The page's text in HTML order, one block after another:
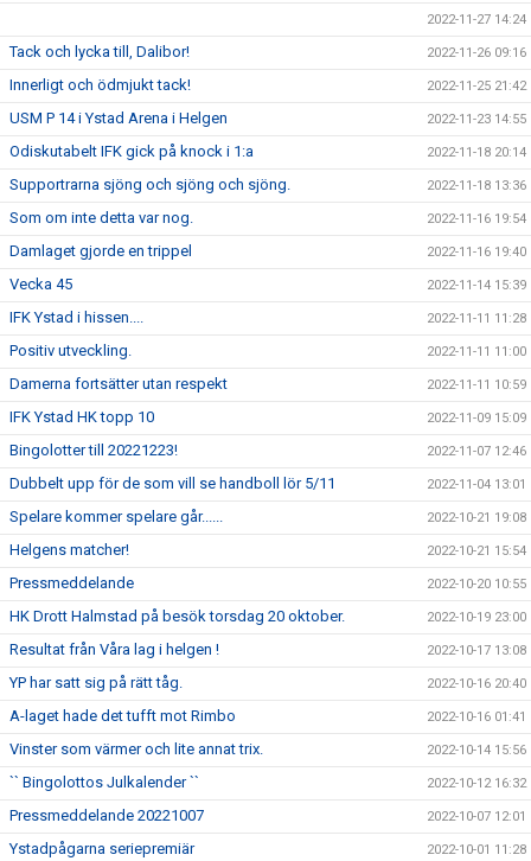
2022-11-27 14:24
Tack och lycka till, Dalibor! 2022-11-26 09:16
Innerligt och ödmjukt tack! 2022-11-25 21:42
USM P 14 i Ystad Arena i Helgen 2022-11-23 14:55
Odiskutabelt IFK gick på knock i 1:a 2022-11-18 20:14
Supportrarna sjöng och sjöng och sjöng. 2022-11-18 13:36
Som om inte detta var nog. 2022-11-16 19:54
Damlaget gjorde en trippel 2022-11-16 19:40
Vecka 45 2022-11-14 15:39
IFK Ystad i hissen.... 2022-11-11 11:28
Positiv utveckling. 2022-11-11 11:00
Damerna fortsätter utan respekt 2022-11-11 10:59
IFK Ystad HK topp 10 2022-11-09 15:09
Bingolotter till 20221223! 2022-11-07 12:46
Dubbelt upp för de som vill se handboll lör 5/11 2022-11-04 13:01
Spelare kommer spelare går...... 2022-10-21 19:08
Helgens matcher! 2022-10-21 15:54
Pressmeddelande 2022-10-20 10:55
HK Drott Halmstad på besök torsdag 20 oktober. 2022-10-19 23:00
Resultat från Våra lag i helgen ! 2022-10-17 13:08
YP har satt sig på rätt tåg. 2022-10-16 20:40
A-laget hade det tufft mot Rimbo 2022-10-16 01:41
Vinster som värmer och lite annat trix. 2022-10-14 15:56
`` Bingolottos Julkalender `` 2022-10-12 16:32
Pressmeddelande 20221007 2022-10-07 12:01
Ystadpågarna seriepremiär 2022-10-01 11:28